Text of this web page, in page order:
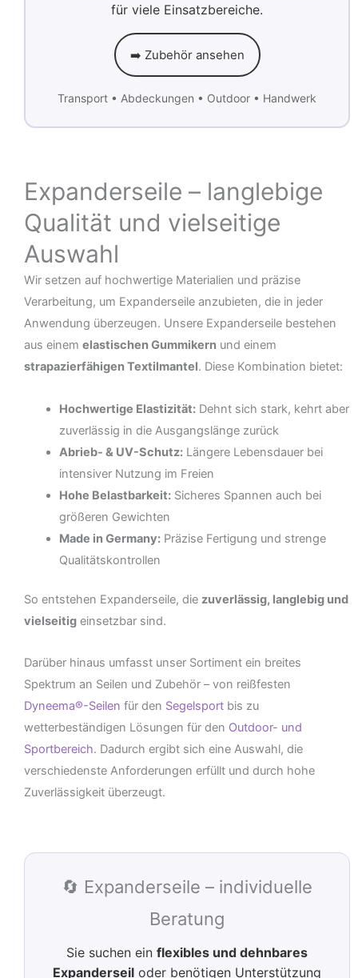
für viele Einsatzbereiche.
➡️ Zubehör ansehen
Transport • Abdeckungen • Outdoor • Handwerk
Expanderseile – langlebige
Qualität und vielseitige
Auswahl
Wir setzen auf hochwertige Materialien und präzise
Verarbeitung, um Expanderseile anzubieten, die in jeder
Anwendung überzeugen. Unsere Expanderseile bestehen
aus einem elastischen Gummikern und einem
strapazierfähigen Textilmantel. Diese Kombination bietet:
Hochwertige Elastizität:Dehnt sich stark, kehrt aber
zuverlässig in die Ausgangslänge zurück
Abrieb- & UV-Schutz:Längere Lebensdauer bei
intensiver Nutzung im Freien
Hohe Belastbarkeit:Sicheres Spannen auch bei
größeren Gewichten
Made in Germany:Präzise Fertigung und strenge
Qualitätskontrollen
So entstehen Expanderseile, die zuverlässig, langlebig und
vielseitig einsetzbar sind.
Darüber hinaus umfasst unser Sortiment ein breites
Spektrum an Seilen und Zubehör – von reißfesten
Dyneema®-Seilen für den Segelsport bis zu
wetterbeständigen Lösungen für den Outdoor- und
Sportbereich. Dadurch ergibt sich eine Auswahl, die
verschiedenste Anforderungen erfüllt und durch hohe
Zuverlässigkeit überzeugt.
🔄 Expanderseile – individuelle
Beratung
Sie suchen ein flexibles und dehnbares
Expanderseil oder benötigen Unterstützung